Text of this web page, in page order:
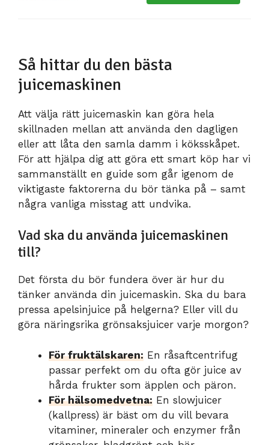
Så hittar du den bästa
juicemaskinen
Att välja rätt juicemaskin kan göra hela
skillnaden mellan att använda den dagligen
eller att låta den samla damm i köksskåpet.
För att hjälpa dig att göra ett smart köp har vi
sammanställt en guide som går igenom de
viktigaste faktorerna du bör tänka på – samt
några vanliga misstag att undvika.
Vad ska du använda juicemaskinen
till?
Det första du bör fundera över är hur du
tänker använda din juicemaskin. Ska du bara
pressa apelsinjuice på helgerna? Eller vill du
göra näringsrika grönsaksjuicer varje morgon?
För fruktälskaren: En råsaftcentrifug
passar perfekt om du ofta gör juice av
hårda frukter som äpplen och päron.
För hälsomedvetna: En slowjuicer
(kallpress) är bäst om du vill bevara
vitaminer, mineraler och enzymer från